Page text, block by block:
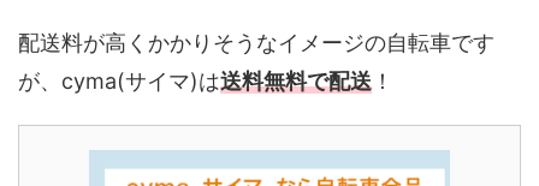
配送料が高くかかりそうなイメージの自転車です
が、cyma(サイマ)は送料無料で配送 ！